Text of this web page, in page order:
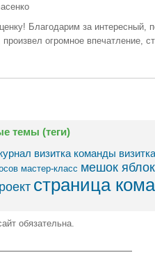
Благодарим за интересный,
огромное впечатление,
темы (теги)
визитка команды
мастер-класс мешок яблок​
страница
обязательна.